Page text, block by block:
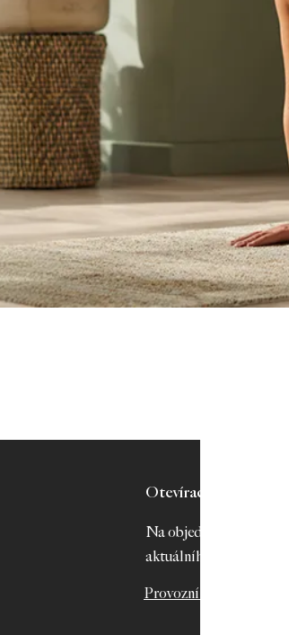
Otevírací doba
Na objednání nebo dle
aktuálního rozvrhu lekcí.
Provozní podmínky